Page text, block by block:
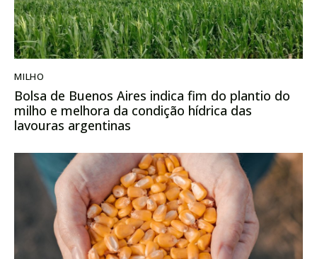
MILHO
Bolsa de Buenos Aires indica fim do plantio do
milho e melhora da condição hídrica das
lavouras argentinas